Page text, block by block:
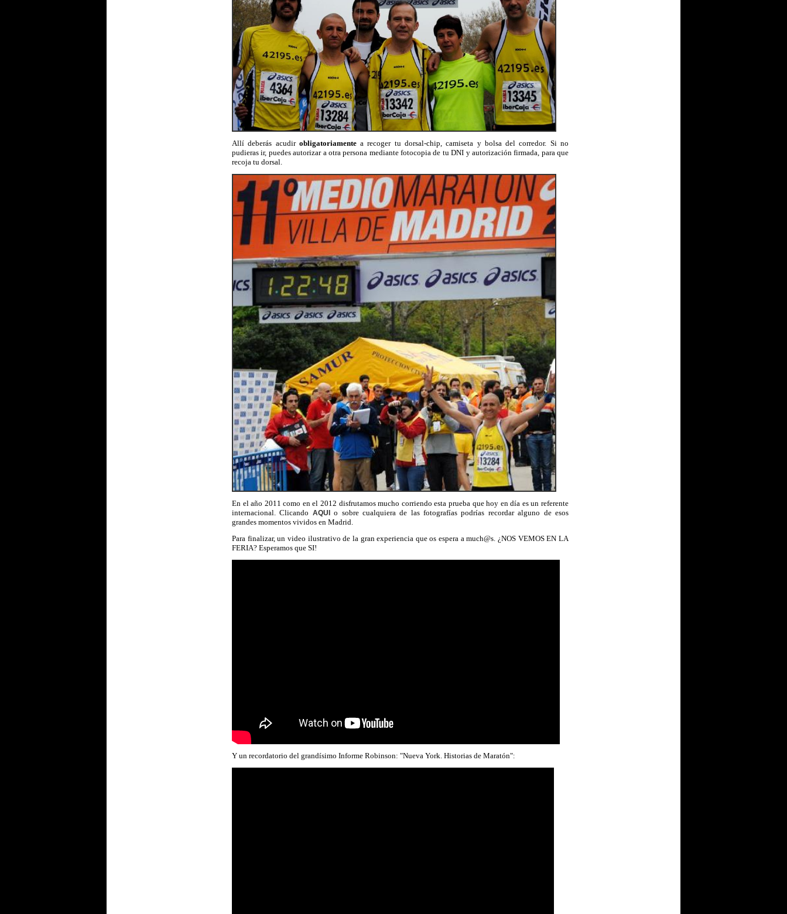
Allí deberás acudir obligatoriamentea recoger tu dorsal-chip, camiseta y bolsa del corredor. Si no
pudieras ir, puedes autorizar a otra persona mediante fotocopia de tu DNI y autorización firmada, para que
recoja tu dorsal.
En el año 2011 como en el 2012 disfrutamos mucho corriendo esta prueba que hoy en día es un referente
internacional. Clicando AQUI o sobre cualquiera de las fotografías podrías recordar alguno de esos
grandes momentos vividos en Madrid.
Para finalizar, un video ilustrativo de la gran experiencia que os espera a much@s. ¿NOS VEMOS EN LA
FERIA? Esperamos que SI!
Y un recordatorio del grandísimo Informe Robinson: "Nueva York. Historias de Maratón":